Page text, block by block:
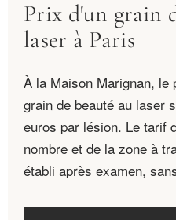
Prix d'un grain
laser à Paris
À la Maison Marignan, le
grain de beauté au laser
euros par lésion. Le tarif
nombre et de la zone à
établi après examen,